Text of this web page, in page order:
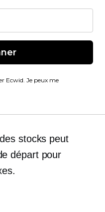
Ecwid. Je peux me
stocks peut
départ pour